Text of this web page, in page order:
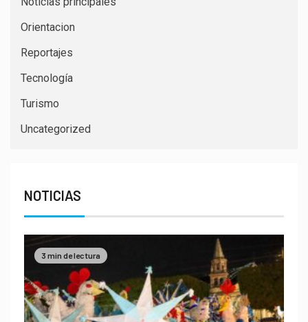
Orientacion
Reportajes
Tecnología
Turismo
Uncategorized
NOTICIAS
3 min de lectura